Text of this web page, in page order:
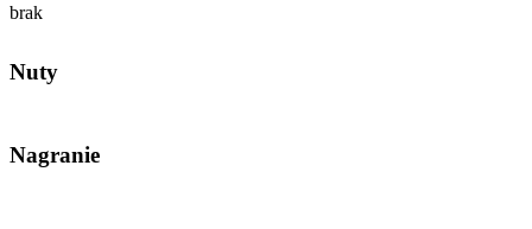
brak
Nuty
Nagranie